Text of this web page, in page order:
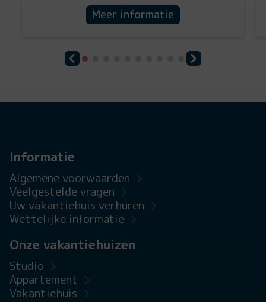
Meer informatie
Informatie
Algemene voorwaarden
Veelgestelde vragen
Uw vakantiehuis verhuren
Wettelijke informatie
Onze vakantiehuizen
Studio
Appartement
Vakantiehuis